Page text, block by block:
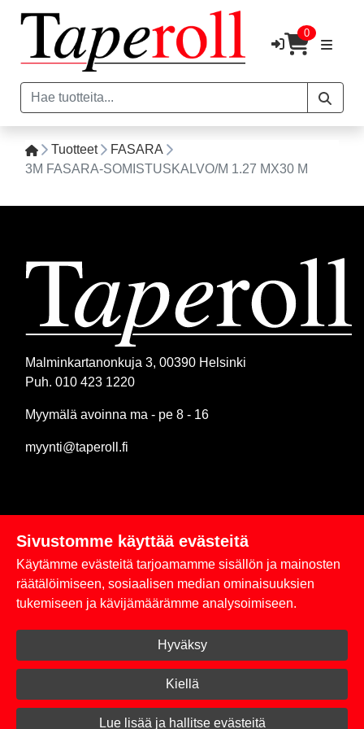
0
Tuotteet
FASARA
3M FASARA-SOMISTUSKALVO/M 1.27 MX30 M
Malminkartanonkuja 3, 00390 Helsinki
Puh. 010 423 1220
Myymälä avoinna ma - pe 8 - 16
myynti@taperoll.fi
Linkit
Rekisteriseloste
Toimitus- ja maksuehdot
Kirjaudu sisään
© 2026 Taperoll
Sivustomme käyttää evästeitä
Käytämme evästeitä tarjoamamme sisällön ja mainosten
räätälöimiseen, sosiaalisen median ominaisuuksien
tukemiseen ja kävijämäärämme analysoimiseen.
Hyväksy
Kiellä
Lue lisää ja hallitse evästeitä